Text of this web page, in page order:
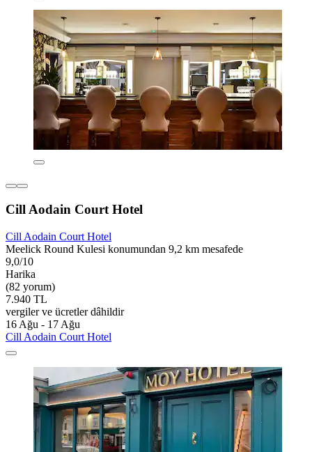
Cill Aodain Court Hotel
Cill Aodain Court Hotel
Meelick Round Kulesi konumundan 9,2 km mesafede
9,0/10
Harika
(82 yorum)
7.940 TL
vergiler ve ücretler dâhildir
16 Ağu - 17 Ağu
Cill Aodain Court Hotel